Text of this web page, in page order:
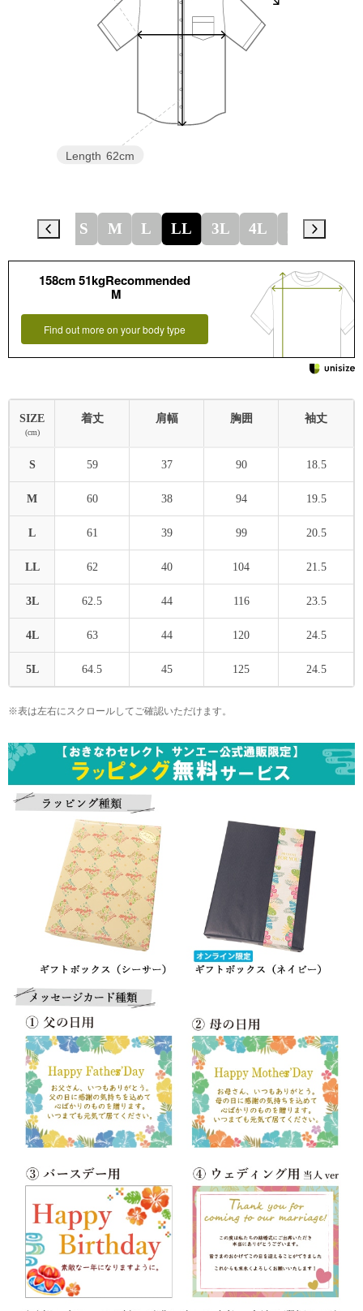
Length 62cm
S M L LL 3L 4L
158cm 51kgRecommended
M
Find out more on your body type
SIZE
(cm)
着丈 肩幅 胸囲 袖丈
S 59 37 90 18.5
M 60 38 94 19.5
L 61 39 99 20.5
LL 62 40 104 21.5
3L 62.5 44 116 23.5
4L 63 44 120 24.5
5L 64.5 45 125 24.5
※表は左右にスクロールしてご確認いただけます。